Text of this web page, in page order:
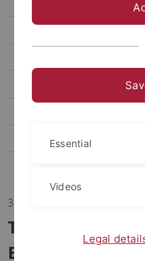
Biomechanik, Bewegungs-
Bildungs- und
31.10.2024
Tübingen
Economics
Essential
Videos
Legal